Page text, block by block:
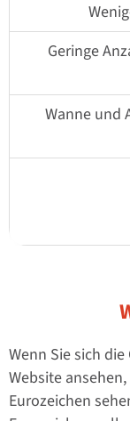
Geringe
Wanne und
Wenn Sie sich
Website
Eurozeichen